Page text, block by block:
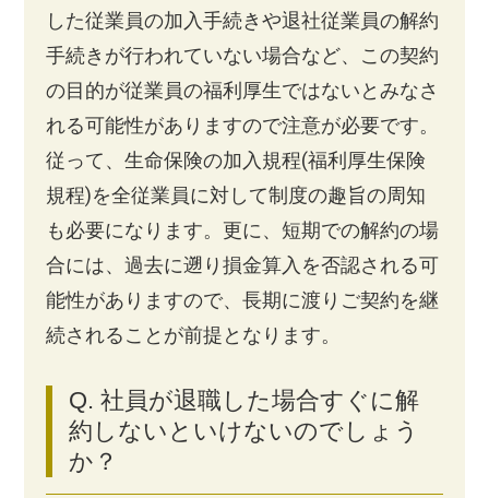
した従業員の加入手続きや退社従業員の解約
手続きが行われていない場合など、この契約
の目的が従業員の福利厚生ではないとみなさ
れる可能性がありますので注意が必要です。
従って、生命保険の加入規程(福利厚生保険
規程)を全従業員に対して制度の趣旨の周知
も必要になります。更に、短期での解約の場
合には、過去に遡り損金算入を否認される可
能性がありますので、長期に渡りご契約を継
続されることが前提となります。
Q. 社員が退職した場合すぐに解
約しないといけないのでしょう
か？